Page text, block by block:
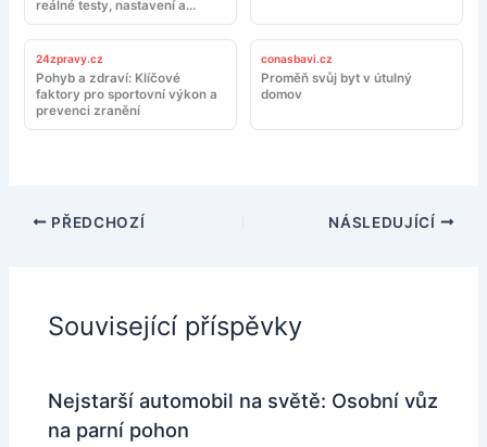
reálné testy, nastavení a
doporučení
24zpravy.cz
Pohyb a zdraví: Klíčové
faktory pro sportovní výkon a
prevenci zranění
conasbavi.cz
Proměň svůj byt v útulný
domov
PŘEDCHOZÍ NÁSLEDUJÍCÍ
Související příspěvky
Nejstarší automobil na světě: Osobní vůz
na parní pohon